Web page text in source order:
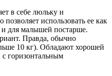
в себе люльку и
позволяет использовать ее как
для малышей постарше.
Правда, обычно
10 кг). Обладают хорошей
горизонтальным